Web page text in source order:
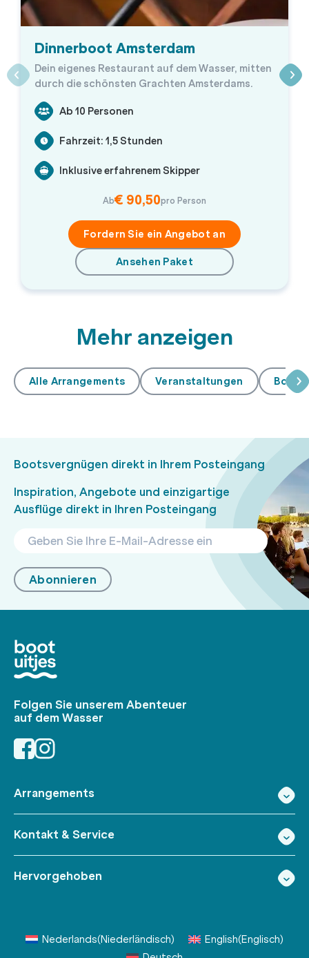
Dinnerboot Amsterdam
Dein eigenes Restaurant auf dem Wasser, mitten
durch die schönsten Grachten Amsterdams.
Ab 10 Personen
Fahrzeit: 1,5 Stunden
Inklusive erfahrenem Skipper
Ab€ 90,50pro Person
Fordern Sie ein Angebot an
Ansehen Paket
Mehr anzeigen
Alle Arrangements Veranstaltungen Boot
Bootsvergnügen direkt in Ihrem Posteingang
Inspiration, Angebote und einzigartige
Ausflüge direkt in Ihren Posteingang
Abonnieren
Folgen Sie unserem Abenteuer
auf dem Wasser
Arrangements
Kontakt & Service
Hervorgehoben
Nederlands(Niederländisch) English(Englisch)